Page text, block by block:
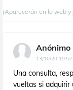
(Aparecerán en la web
Anónimo
13/10/20 19:52
Una consulta,
vueltas si